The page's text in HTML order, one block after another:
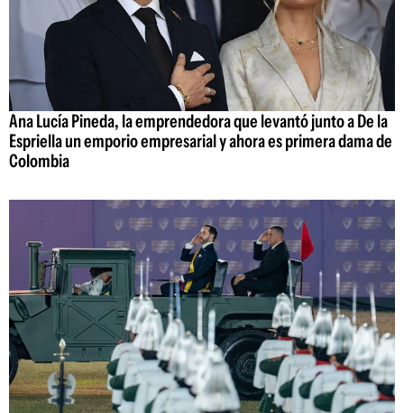
Ana Lucía Pineda, la emprendedora que levantó junto a De la
Espriella un emporio empresarial y ahora es primera dama de
Colombia